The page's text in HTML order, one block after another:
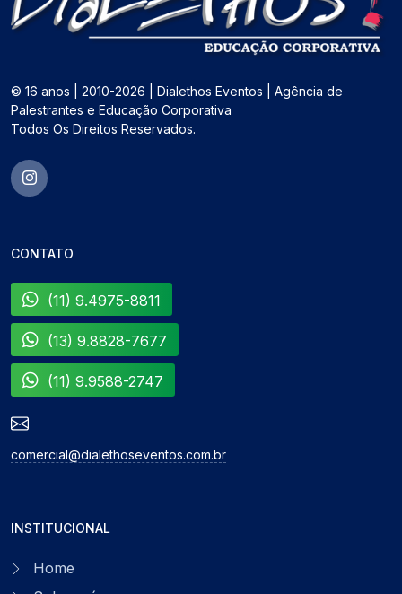
© 16 anos | 2010-2026 | Dialethos Eventos | Agência de
Palestrantes e Educação Corporativa
Todos Os Direitos Reservados.
CONTATO
(11) 9.4975-8811
(13) 9.8828-7677
(11) 9.9588-2747
comercial@dialethoseventos.com.br
INSTITUCIONAL
Home